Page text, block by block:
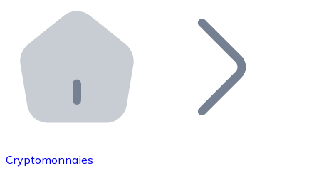
Distributeurs automatiques Bitnovo
Intégrez un ATM Bitnovo dans votre entreprise et
API Bitnovo
Intégrez notre API dans votre écosystème.
Rejoignez notre réseau de distributeurs et
Cryptomonnaies